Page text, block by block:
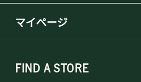
マイページ
FIND A STORE